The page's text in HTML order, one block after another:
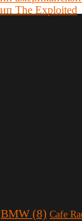
BMW (8) Cafe